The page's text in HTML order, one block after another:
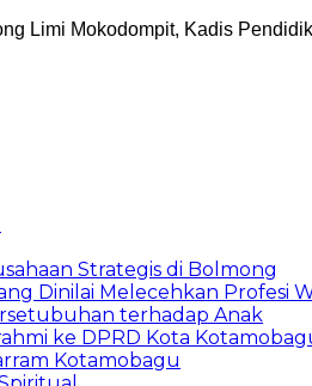
Limi Mokodompit, Kadis
Strategis di Bolmong
Dinilai Melecehkan Profesi
terhadap Anak
ke DPRD Kota
Kotamobagu